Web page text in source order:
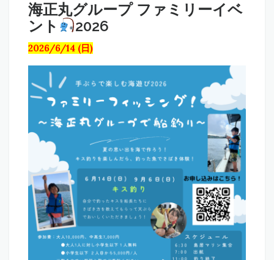
海正丸グループ ファミリーイベ
ント
2026
2026/6/14 (日)